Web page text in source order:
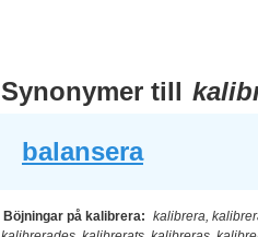
Synonymer till
balansera
Böjningar på kalibrera: kalibrera,